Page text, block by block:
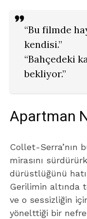
“Bu filmde
kendisi.”
“Bahçedeki
bekliyor.”
Apartman
Collet-Serra’nın
mirasını
dürüstlüğünü
Gerilimin altında
ve o sessizliğin
yönelttiği bir